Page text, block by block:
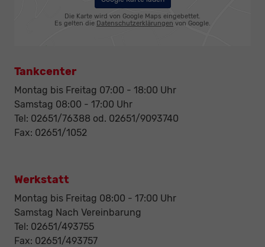
Die Karte wird von Google Maps eingebettet.
Es gelten die Datenschutzerklärungen von Google.
Tankcenter
Montag bis Freitag 07:00 - 18:00 Uhr
Samstag 08:00 - 17:00 Uhr
Tel: 02651/76388 od. 02651/9093740
Fax: 02651/1052
Werkstatt
Montag bis Freitag 08:00 - 17:00 Uhr
Samstag Nach Vereinbarung
Tel: 02651/493755
Fax: 02651/493757